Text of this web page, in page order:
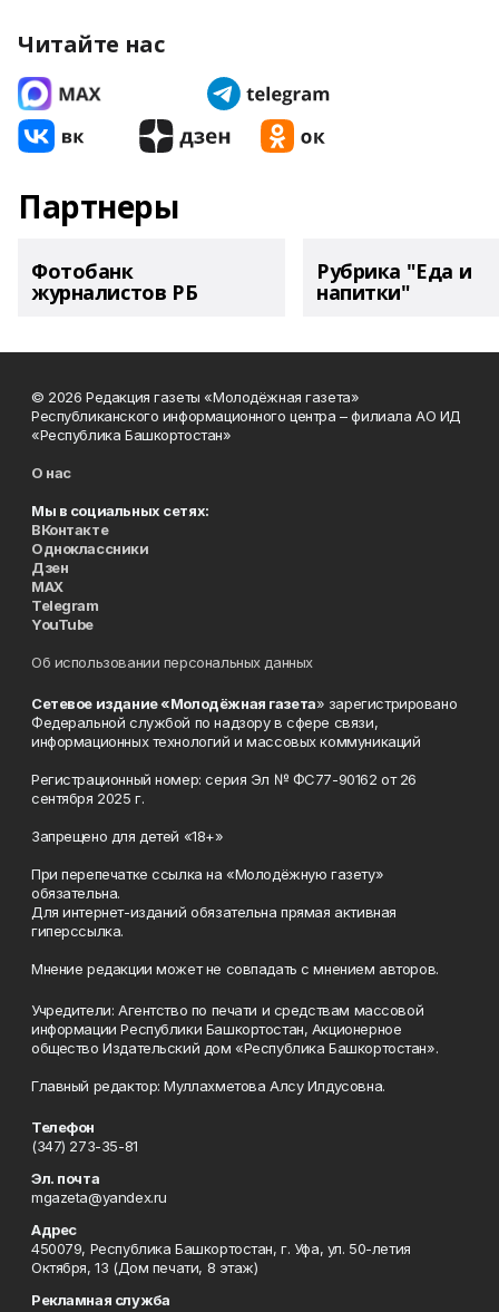
Читайте нас
Партнеры
Фотобанк
журналистов РБ
Рубрика "Еда и
напитки"
© 2026 Редакция газеты «Молодёжная газета»
Республиканского информационного центра – филиала АО ИД
«Республика Башкортостан»
О нас
Мы в социальных сетях:
ВКонтакте
Одноклассники
Дзен
MAX
Telegram
YouTube
Об использовании персональных данных
Сетевое издание «Молодёжная газета» зарегистрировано
Федеральной службой по надзору в сфере связи,
информационных технологий и массовых коммуникаций
Регистрационный номер: серия Эл № ФС77-90162 от 26
сентября 2025 г.
Запрещено для детей «18+»
При перепечатке ссылка на «Молодёжную газету»
обязательна.
Для интернет-изданий обязательна прямая активная
гиперссылка.
Мнение редакции может не совпадать с мнением авторов.
Учредители: Агентство по печати и средствам массовой
информации Республики Башкортостан, Акционерное
общество Издательский дом «Республика Башкортостан».
Главный редактор: Муллахметова Алсу Илдусовна.
Телефон
(347) 273-35-81
Эл. почта
mgazeta@yandex.ru
Адрес
450079, Республика Башкортостан, г. Уфа, ул. 50-летия
Октября, 13 (Дом печати, 8 этаж)
Рекламная служба